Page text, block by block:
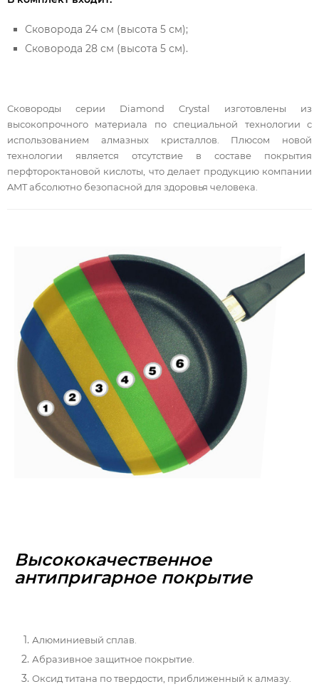
Сковорода 24 см (высота 5 см);
Сковорода 28 см (высота 5 см).
Сковороды серии Diamond Crystal изготовлены из
высокопрочного материала по специальной технологии с
использованием алмазных кристаллов. Плюсом новой
технологии является отсутствие в составе покрытия
перфтороктановой кислоты, что делает продукцию компании
AMT абсолютно безопасной для здоровья человека.
Высококачественное
антипригарное покрытие
Алюминиевый сплав.
Абразивное защитное покрытие.
Оксид титана по твердости, приближенный к алмазу.